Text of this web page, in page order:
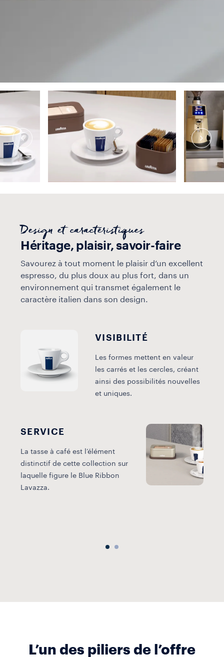
Design et caractéristiques
Héritage, plaisir, savoir-faire
Savourez à tout moment le plaisir d’un excellent
espresso, du plus doux au plus fort, dans un
environnement qui transmet également le
caractère italien dans son design.
VISIBILITÉ
Les formes mettent en valeur
les carrés et les cercles, créant
ainsi des possibilités nouvelles
et uniques.
SERVICE
La tasse à café est l’élément
distinctif de cette collection sur
laquelle figure le Blue Ribbon
Lavazza.
L’un des piliers de l’offre